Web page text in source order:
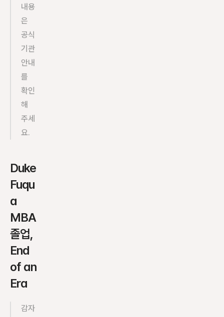
내용
은
공식
기관
안내
를
확인
해
주세
요.
Duke
Fuqu
a
MBA
졸업,
End
of an
Era
감자